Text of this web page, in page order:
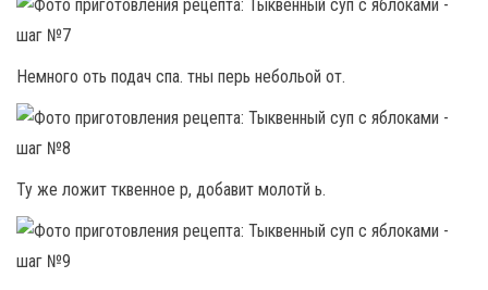
Немного оть подач спа. тны перь небольой от.
Ту же ложит тквенное р, добавит молотй ь.